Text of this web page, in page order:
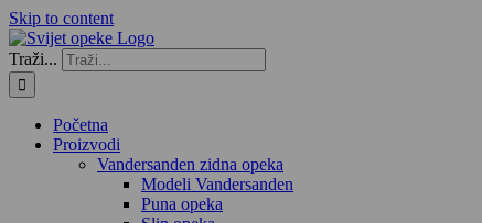
Skip to content
Traži...
Početna
Proizvodi
Vandersanden zidna opeka
Modeli Vandersanden
Puna opeka